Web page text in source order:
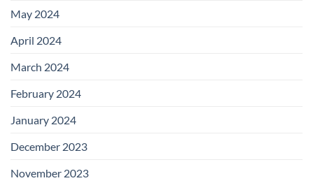
May 2024
April 2024
March 2024
February 2024
January 2024
December 2023
November 2023